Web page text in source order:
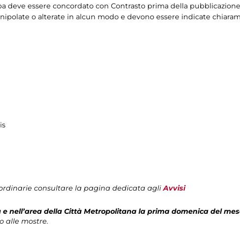
deve essere concordato con Contrasto prima della
o alterate in alcun modo e devono essere indicate
consultare la pagina dedicata agli Avvisi
e nell’area della Città Metropolitana la prima domenica del
alle mostre.